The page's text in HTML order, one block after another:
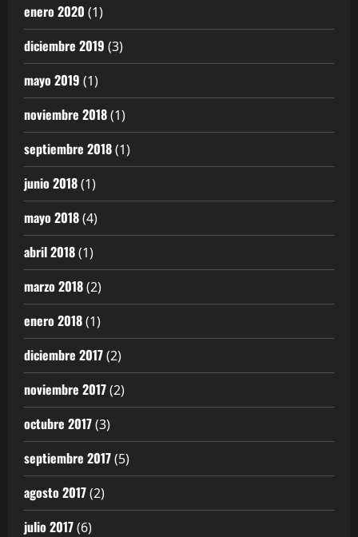
enero 2020 (1)
diciembre 2019 (3)
mayo 2019 (1)
noviembre 2018(1)
septiembre 2018(1)
junio 2018(1)
mayo 2018(4)
abril 2018(1)
marzo 2018(2)
enero 2018(1)
diciembre 2017(2)
noviembre 2017(2)
octubre 2017(3)
septiembre 2017(5)
agosto 2017(2)
julio 2017(6)